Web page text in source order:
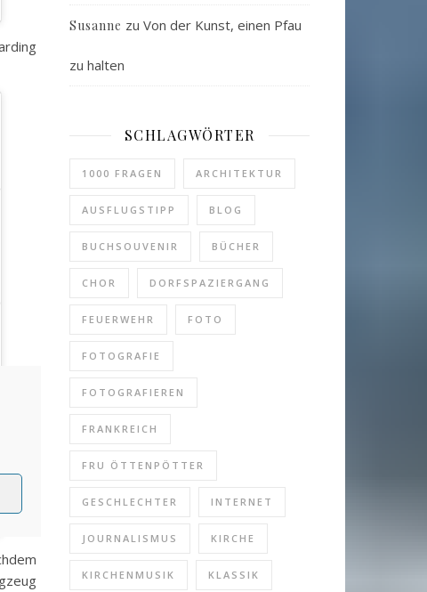
Susanne zu Von der Kunst, einen Pfau
zu halten
SCHLAGWÖRTER
1000 FRAGEN ARCHITEKTUR
AUSFLUGSTIPP BLOG
BUCHSOUVENIR BÜCHER
CHOR DORFSPAZIERGANG
FEUERWEHR FOTO
FOTOGRAFIE
FOTOGRAFIEREN
FRANKREICH
FRU ÖTTENPÖTTER
GESCHLECHTER INTERNET
JOURNALISMUS KIRCHE
KIRCHENMUSIK KLASSIK